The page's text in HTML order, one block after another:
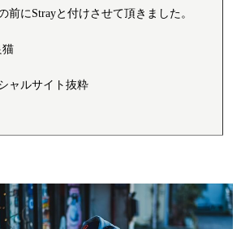
前にStrayと付けさせて頂きました。
猫
ャルサイト抜粋